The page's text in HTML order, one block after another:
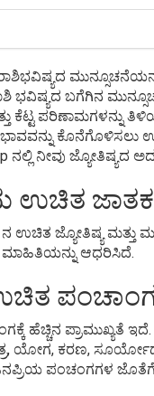
ಭವಿಷ್ಯದ ಬಗೆಗಿನ
ಕೆಟ್ಟ ಪರಿಣಾಮಗಳನ್ನು
ನಲ್ಲಿ ನೀವು ಜ್ಯೋತಿಷ್ಯದ
ಉಚಿತ
ಉಚಿತ ಜ್ಯೋತಿಷ್ಯ ಮತ್ತು
ಮಾಹಿತಿಯನ್ನು ಆಧರಿಸಿದೆ.
ಹೆಚ್ಚಿನ
ಯೋಗ, ಕರಣ,
ಪಂಚಂಗಗಳ ಜೊತೆಗೆ